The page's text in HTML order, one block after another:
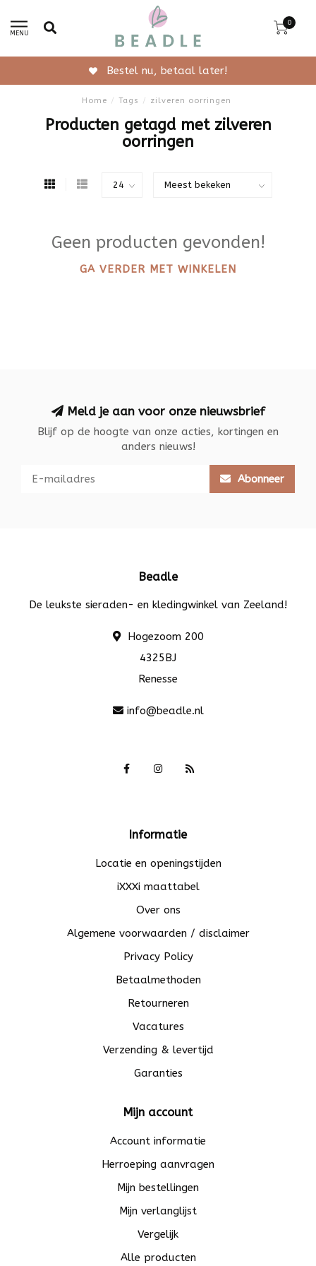
MENU
0
Home / Tags / zilveren oorringen
Producten getagd met zilveren
oorringen
Geen producten gevonden!
GA VERDER MET WINKELEN
Meld je aan voor onze nieuwsbrief
Blijf op de hoogte van onze acties, kortingen en
anders nieuws!
Abonneer
Beadle
De leukste sieraden- en kledingwinkel van Zeeland!
Hogezoom 200
4325BJ
Renesse
info@beadle.nl
Informatie
Locatie en openingstijden
iXXXi maattabel
Over ons
Algemene voorwaarden / disclaimer
Privacy Policy
Betaalmethoden
Retourneren
Vacatures
Verzending & levertijd
Garanties
Mijn account
Account informatie
Herroeping aanvragen
Mijn bestellingen
Mijn verlanglijst
Vergelijk
Alle producten